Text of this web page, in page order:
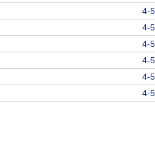
4-
4-
4-
4-
4-
4-